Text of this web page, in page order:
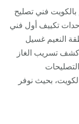
فني تصليح
تكييف أول فني
النعيم غسيل
كشف تسريب الغاز
بحيث نوفر